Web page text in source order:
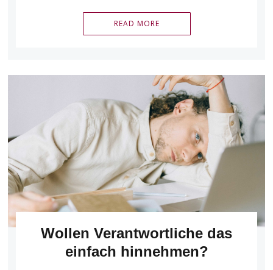
READ MORE
Wollen Verantwortliche das
einfach hinnehmen?